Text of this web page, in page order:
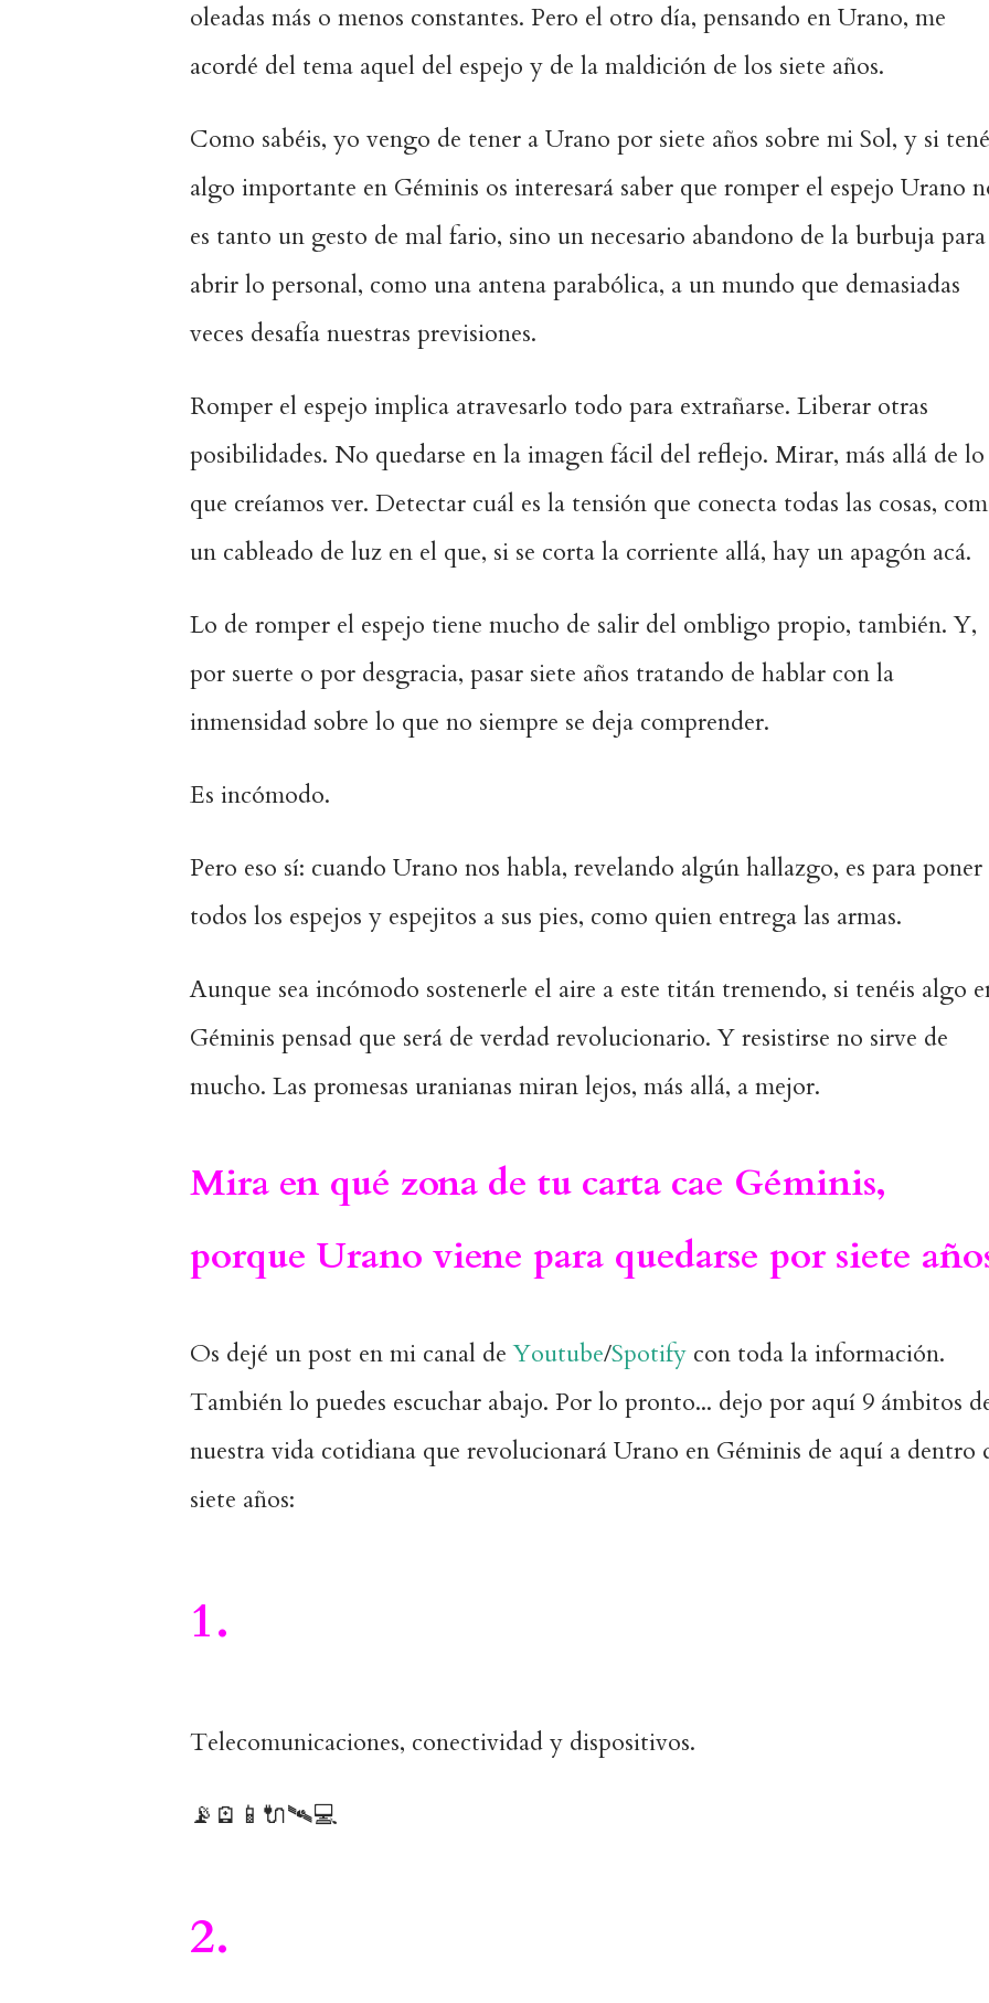
oleadas más o menos constantes. Pero el otro día, pensando en Urano, me
acordé del tema aquel del espejo y de la maldición de los siete años.
Como sabéis, yo vengo de tener a Urano por siete años sobre mi Sol, y si
algo importante en Géminis os interesará saber que romper el espejo Urano
es tanto un gesto de mal fario, sino un necesario abandono de la burbuja para
abrir lo personal, como una antena parabólica, a un mundo que demasiadas
veces desafía nuestras previsiones.
Romper el espejo implica atravesarlo todo para extrañarse. Liberar otras
posibilidades. No quedarse en la imagen fácil del reflejo. Mirar, más allá de lo
que creíamos ver. Detectar cuál es la tensión que conecta todas las cosas,
un cableado de luz en el que, si se corta la corriente allá, hay un apagón acá.
Lo de romper el espejo tiene mucho de salir del ombligo propio, también. Y,
por suerte o por desgracia, pasar siete años tratando de hablar con la
inmensidad sobre lo que no siempre se deja comprender.
Es incómodo.
Pero eso sí: cuando Urano nos habla, revelando algún hallazgo, es para poner
todos los espejos y espejitos a sus pies, como quien entrega las armas.
Aunque sea incómodo sostenerle el aire a este titán tremendo, si tenéis algo
Géminis pensad que será de verdad revolucionario. Y resistirse no sirve de
mucho. Las promesas uranianas miran lejos, más allá, a mejor.
Mira en qué zona de tu carta cae Géminis,
porque Urano viene para quedarse por siete
Os dejé un post en mi canal deYoutube/Spotify con toda la información.
También lo puedes escuchar abajo. Por lo pronto... dejo por aquí 9 ámbitos
nuestra vida cotidiana que revolucionará Urano en Géminis de aquí a dentro
siete años:
1.
Telecomunicaciones, conectividad y dispositivos.
📡🪫📱🔌🛰️💻
2.